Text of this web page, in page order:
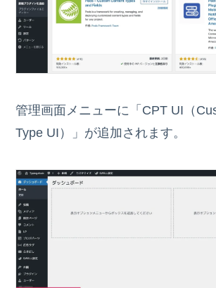
管理画面メニューに「CPT UI（
Type UI）」が追加されます。